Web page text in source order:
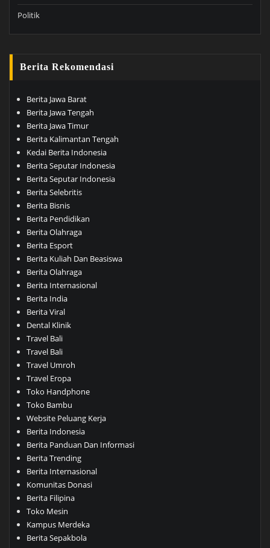
Politik
Berita Rekomendasi
Berita Jawa Barat
Berita Jawa Tengah
Berita Jawa Timur
Berita Kalimantan Tengah
Kedai Berita Indonesia
Berita Seputar Indonesia
Berita Seputar Indonesia
Berita Selebritis
Berita Bisnis
Berita Pendidikan
Berita Olahraga
Berita Esport
Berita Kuliah Dan Beasiswa
Berita Olahraga
Berita Internasional
Berita India
Berita Viral
Dental Klinik
Travel Bali
Travel Bali
Travel Umroh
Travel Eropa
Toko Handphone
Toko Bambu
Website Peluang Kerja
Berita Indonesia
Berita Panduan Dan Informasi
Berita Trending
Berita Internasional
Komunitas Donasi
Berita Filipina
Toko Mesin
Kampus Merdeka
Berita Sepakbola